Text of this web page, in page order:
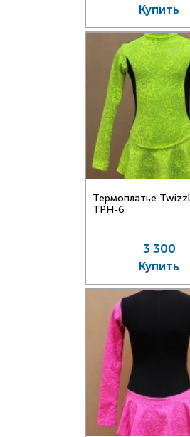
Купить
Термоплатье
TPН-6
3 300
Купить